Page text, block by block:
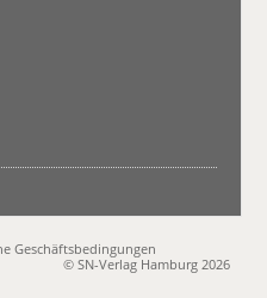
Geschäftsbedingungen
© SN-Verlag Hamburg 2026